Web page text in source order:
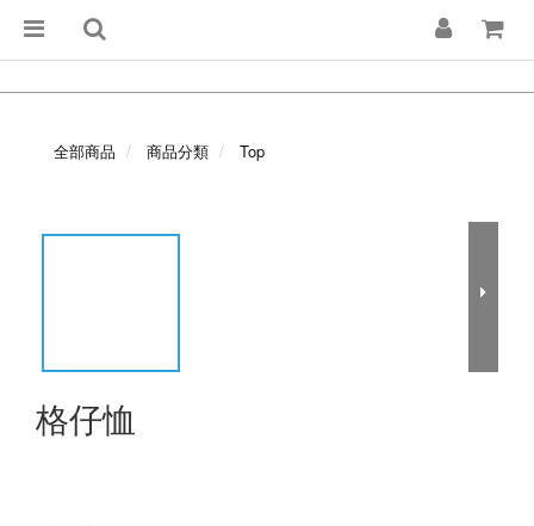
全部商品 商品分類 Top
格仔恤